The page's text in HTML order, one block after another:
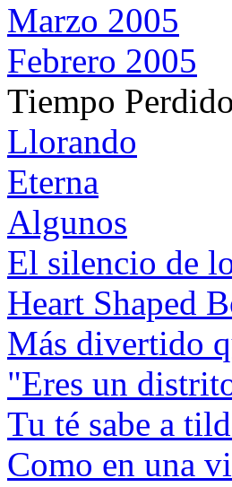
Marzo 2005
Febrero 2005
Tiempo Perdido
Llorando
Eterna
Algunos
El silencio de
Heart Shaped
Más divertido
"Eres un
Tu té sabe a
Como en una